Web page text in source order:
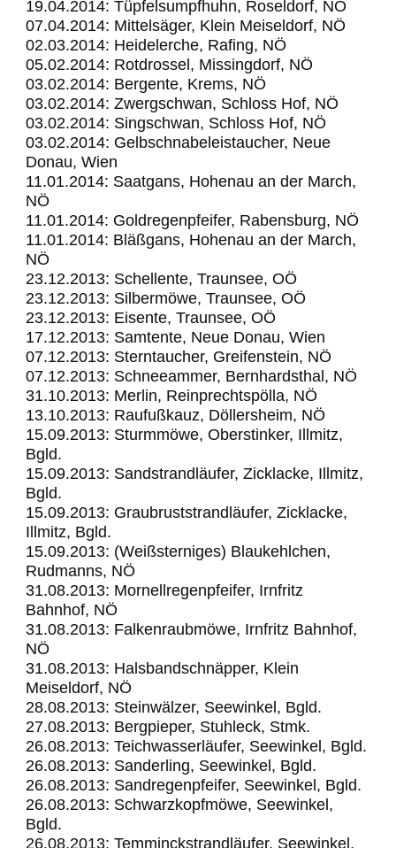
19.04.2014: Tüpfelsumpfhuhn, Roseldorf, NÖ
07.04.2014: Mittelsäger, Klein Meiseldorf, NÖ
02.03.2014: Heidelerche, Rafing, NÖ
05.02.2014: Rotdrossel, Missingdorf, NÖ
03.02.2014: Bergente, Krems, NÖ
03.02.2014: Zwergschwan, Schloss Hof, NÖ
03.02.2014: Singschwan, Schloss Hof, NÖ
03.02.2014: Gelbschnabeleistaucher, Neue
Donau, Wien
11.01.2014: Saatgans, Hohenau an der March,
NÖ
11.01.2014: Goldregenpfeifer, Rabensburg, NÖ
11.01.2014: Bläßgans, Hohenau an der March,
NÖ
23.12.2013: Schellente, Traunsee, OÖ
23.12.2013: Silbermöwe, Traunsee, OÖ
23.12.2013: Eisente, Traunsee, OÖ
17.12.2013: Samtente, Neue Donau, Wien
07.12.2013: Sterntaucher, Greifenstein, NÖ
07.12.2013: Schneeammer, Bernhardsthal, NÖ
31.10.2013: Merlin, Reinprechtspölla, NÖ
13.10.2013: Raufußkauz, Döllersheim, NÖ
15.09.2013: Sturmmöwe, Oberstinker, Illmitz,
Bgld.
15.09.2013: Sandstrandläufer, Zicklacke, Illmitz,
Bgld.
15.09.2013: Graubruststrandläufer, Zicklacke,
Illmitz, Bgld.
15.09.2013: (Weißsterniges) Blaukehlchen,
Rudmanns, NÖ
31.08.2013: Mornellregenpfeifer, Irnfritz
Bahnhof, NÖ
31.08.2013: Falkenraubmöwe, Irnfritz Bahnhof,
NÖ
31.08.2013: Halsbandschnäpper, Klein
Meiseldorf, NÖ
28.08.2013: Steinwälzer, Seewinkel, Bgld.
27.08.2013: Bergpieper, Stuhleck, Stmk.
26.08.2013: Teichwasserläufer, Seewinkel, Bgld.
26.08.2013: Sanderling, Seewinkel, Bgld.
26.08.2013: Sandregenpfeifer, Seewinkel, Bgld.
26.08.2013: Schwarzkopfmöwe, Seewinkel,
Bgld.
26.08.2013: Temminckstrandläufer, Seewinkel,